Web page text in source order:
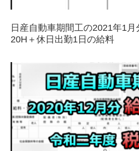
日産自動車期間工の2021年1
20H＋休日出勤1日の給料